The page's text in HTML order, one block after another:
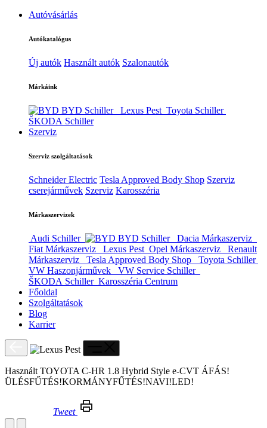
Autóvásárlás
Autókatalógus
Új autók Használt autók Szalonautók
Márkáink
BYD Schiller Lexus Pest Toyota Schiller
ŠKODA Schiller
Szerviz
Szerviz szolgáltatások
Schneider Electric Tesla Approved Body Shop Szerviz
cserejárművek Szerviz Karosszéria
Márkaszervizek
Audi Schiller BYD Schiller
Dacia Márkaszerviz
Fiat Márkaszerviz
Lexus Pest Opel Márkaszerviz
Renault
Márkaszerviz
Tesla Approved Body Shop
Toyota Schiller
VW Haszonjárművek
VW Service Schiller
ŠKODA Schiller Karosszéria Centrum
Főoldal
Szolgáltatások
Blog
Karrier
Használt TOYOTA C-HR 1.8 Hybrid Style e-CVT ÁFÁS!
ÜLÉSFŰTÉS!KORMÁNYFŰTÉS!NAVI!LED!
Tweet